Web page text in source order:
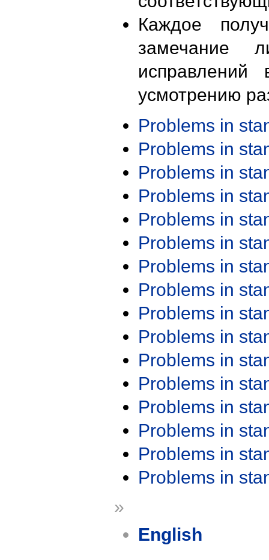
Каждое
замечание
исправлений
усмотрению
Problems in
Problems in
Problems in
Problems in
Problems in
Problems in
Problems in
Problems in
Problems in
Problems in
Problems in
Problems in
Problems in
Problems in
Problems in
Problems in
»
English